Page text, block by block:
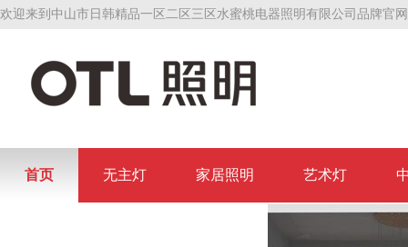
欢迎来到中山市日韩精品一区二区三区水蜜桃电器照明有限公司品牌官
首页 无主灯 家居照明 艺术灯